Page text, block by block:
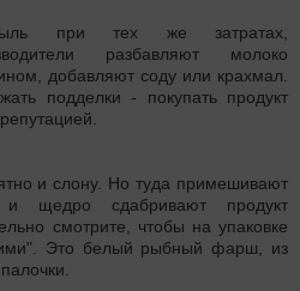
при тех же затратах,
разбавляют молоко
добавляют соду или крахмал.
подделки - покупать продукт
и слону. Но туда примешивают
щедро сдабривают продукт
смотрите, чтобы на упаковке
Это белый рыбный фарш, из